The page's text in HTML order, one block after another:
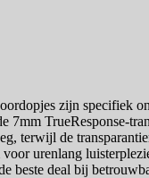
zijn specifiek
TrueResponse-
terwijl de
urenlang
deal bij